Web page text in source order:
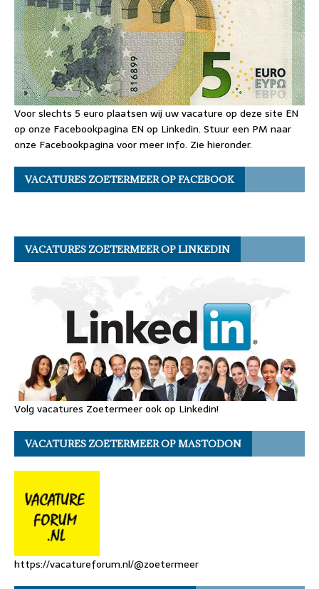
Voor slechts 5 euro plaatsen wij uw vacature op deze site EN
op onze Facebookpagina EN op Linkedin. Stuur een PM naar
onze Facebookpagina voor meer info. Zie hieronder.
VACATURES ZOETERMEER OP FACEBOOK
VACATURES ZOETERMEER OP LINKEDIN
Volg vacatures Zoetermeer ook op Linkedin!
VACATURES ZOETERMEER OP MASTODON
https://vacatureforum.nl/@zoetermeer